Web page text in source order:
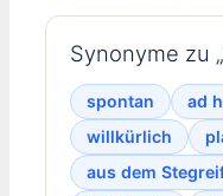
Synonyme zu
spontan ad
willkürlich
aus dem